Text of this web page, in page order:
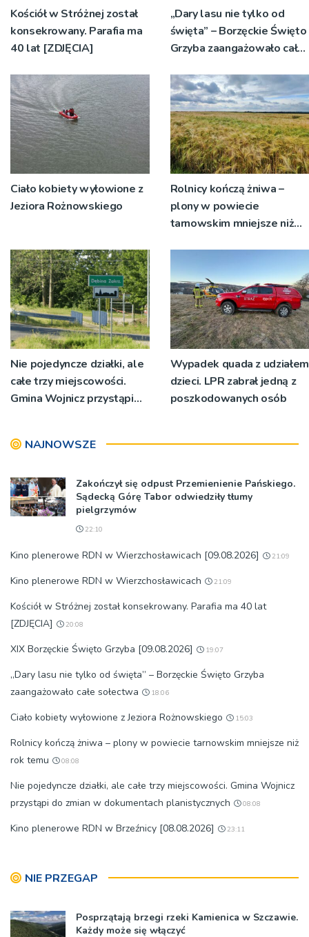
Kościół w Stróżnej został
konsekrowany. Parafia ma
40 lat [ZDJĘCIA]
„Dary lasu nie tylko od
święta” – Borzęckie Święto
Grzyba zaangażowało całe
Ciało kobiety wyłowione z
Jeziora Rożnowskiego
Rolnicy kończą żniwa –
plony w powiecie
tarnowskim mniejsze niż
Nie pojedyncze działki, ale
całe trzy miejscowości.
Gmina Wojnicz przystąpi
Wypadek quada z udziałem
dzieci. LPR zabrał jedną z
poszkodowanych osób
NAJNOWSZE
Zakończył się odpust Przemienienie Pańskiego.
Sądecką Górę Tabor odwiedziły tłumy
pielgrzymów
22:10
Kino plenerowe RDN w Wierzchosławicach [09.08.2026] 21:09
Kino plenerowe RDN w Wierzchosławicach 21:09
Kościół w Stróżnej został konsekrowany. Parafia ma 40 lat
[ZDJĘCIA]
20:08
XIX Borzęckie Święto Grzyba [09.08.2026] 19:07
„Dary lasu nie tylko od święta” – Borzęckie Święto Grzyba
zaangażowało całe sołectwa
18:06
Ciało kobiety wyłowione z Jeziora Rożnowskiego 15:03
Rolnicy kończą żniwa – plony w powiecie tarnowskim mniejsze niż
rok temu
08:08
Nie pojedyncze działki, ale całe trzy miejscowości. Gmina Wojnicz
przystąpi do zmian w dokumentach planistycznych
08:08
Kino plenerowe RDN w Brzeźnicy [08.08.2026] 23:11
NIE PRZEGAP
Posprzątają brzegi rzeki Kamienica w Szczawie.
Każdy może się włączyć